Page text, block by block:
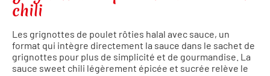
chili
Les grignottes de poulet rôties halal avec sauce, un
format qui intègre directement la sauce dans le sachet de
grignottes pour plus de simplicité et de gourmandise. La
sauce sweet chili légèrement épicée et sucrée relève le